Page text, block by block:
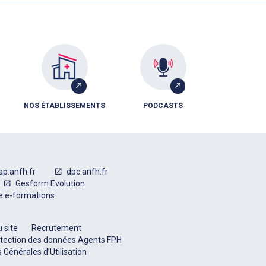
NOS ÉTABLISSEMENTS PODCASTS
dpc.anfh.fr
Gesform Evolution
e-formations
site
Recrutement
des données Agents FPH
Générales d’Utilisation